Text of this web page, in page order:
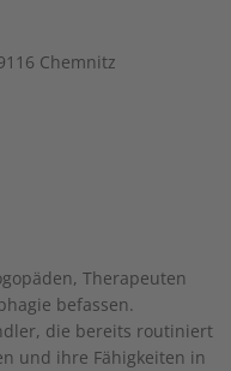
Chemnitz
Therapeuten
befassen.
die bereits routiniert
und ihre Fähigkeiten in